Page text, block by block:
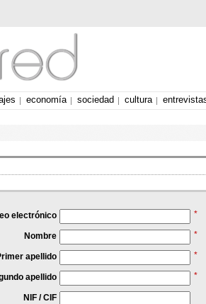
economía sociedad cultura
electrónico *
Nombre *
apellido *
apellido *
NIF / CIF